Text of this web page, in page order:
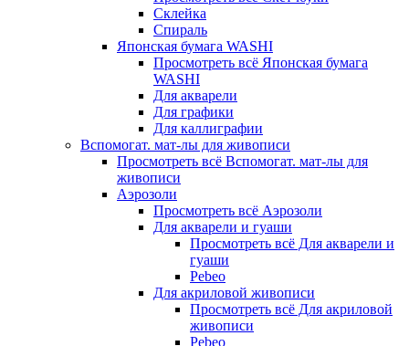
Склейка
Спираль
Японская бумага WASHI
Просмотреть всё Японская бумага
WASHI
Для акварели
Для графики
Для каллиграфии
Вспомогат. мат-лы для живописи
Просмотреть всё Вспомогат. мат-лы для
живописи
Аэрозоли
Просмотреть всё Аэрозоли
Для акварели и гуаши
Просмотреть всё Для акварели и
гуаши
Pebeo
Для акриловой живописи
Просмотреть всё Для акриловой
живописи
Pebeo